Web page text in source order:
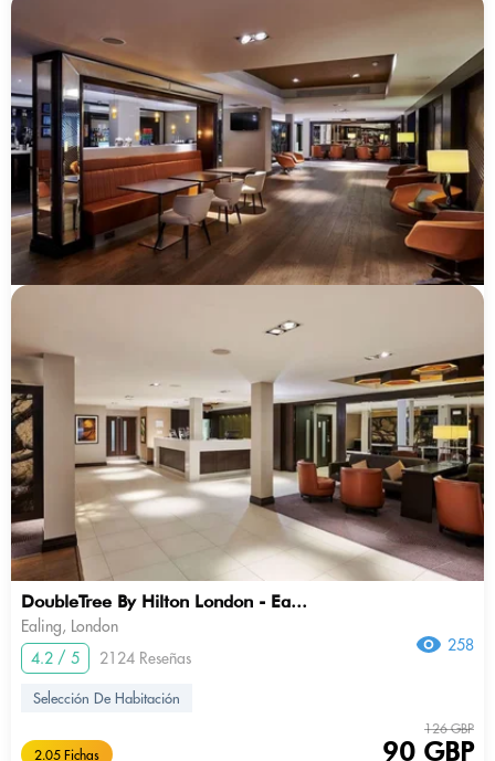
DoubleTree By Hilton London - Ea...
Ealing, London
4.2 / 5
2124 Reseñas
258
Selección De Habitación
2.05 Fichas
126 GBP
90 GBP